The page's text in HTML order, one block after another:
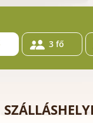
3 fő